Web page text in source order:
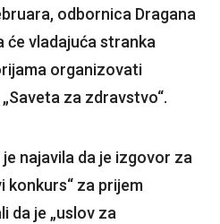
odbornica Dragana
će vladajuća stranka
organizovati
za zdravstvo“.
najavila da je izgovor za
konkurs“ za prijem
da je „uslov za